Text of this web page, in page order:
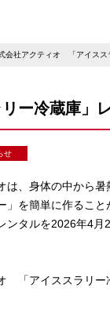
会社アクティオ 「アイスス
リー冷蔵庫」
せ
は、身体の中から
」を簡単に作ること
ンタルを2026年4月
「アイススラリー